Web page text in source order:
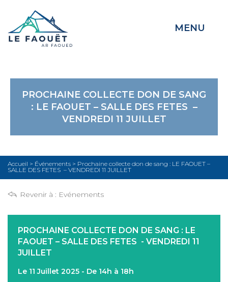
MENU
PROCHAINE COLLECTE DON DE SANG
: LE FAOUET – SALLE DES FETES –
VENDREDI 11 JUILLET
Accueil > Événements > Prochaine collecte don de sang : LE FAOUET –
SALLE DES FETES – VENDREDI 11 JUILLET
Revenir à : Evénements
PROCHAINE COLLECTE DON DE SANG : LE
FAOUET – SALLE DES FETES - VENDREDI 11
JUILLET
Le 11 Juillet 2025 - De 14h à 18h